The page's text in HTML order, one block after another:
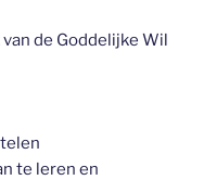
de Goddelijke Wil
te leren en